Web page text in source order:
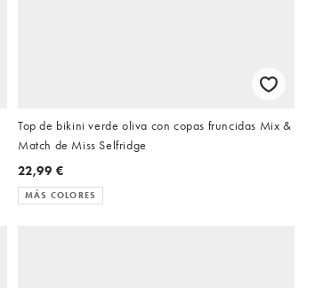
Top de bikini verde oliva con copas fruncidas Mix &
Match de Miss Selfridge
22,99 €
MÁS COLORES